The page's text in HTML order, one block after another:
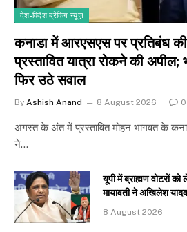
देश-विदेश ब्रेकिंग न्यूज़
कनाडा में आरएसएस पर प्रतिबंध की
प्रस्तावित यात्रा रोकने की
फिर उठे सवाल
By Ashish Anand 8 August 2026 0
अगस्त के अंत में प्रस्तावित मोहन भागवत के
ने…
यूपी में ब्राह्मण वोटरों
मायावती ने अखिलेश यादव
8 August 2026